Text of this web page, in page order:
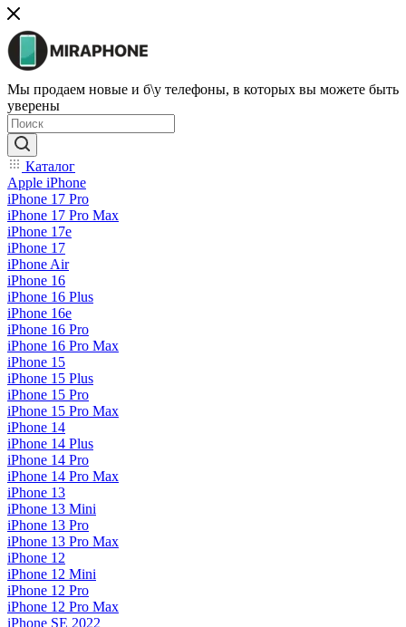
Мы продаем новые и б\у телефоны, в которых вы можете быть
уверены
Каталог
Apple iPhone
iPhone 17 Pro
iPhone 17 Pro Max
iPhone 17e
iPhone 17
iPhone Air
iPhone 16
iPhone 16 Plus
iPhone 16e
iPhone 16 Pro
iPhone 16 Pro Max
iPhone 15
iPhone 15 Plus
iPhone 15 Pro
iPhone 15 Pro Max
iPhone 14
iPhone 14 Plus
iPhone 14 Pro
iPhone 14 Pro Max
iPhone 13
iPhone 13 Mini
iPhone 13 Pro
iPhone 13 Pro Max
iPhone 12
iPhone 12 Mini
iPhone 12 Pro
iPhone 12 Pro Max
iPhone SE 2022